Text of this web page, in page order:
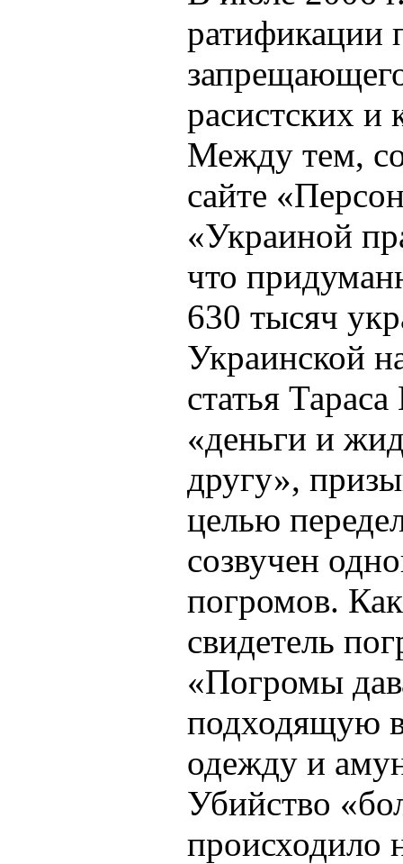
ратификации
расистских и
Между тем,
сайте
«Украиной
что
630 тысяч
Украинской
статья
«деньги и
другу»,
целью
созвучен
погромов.
свидетель
«Погромы
подходящую
одежду и
Убийство
происходило